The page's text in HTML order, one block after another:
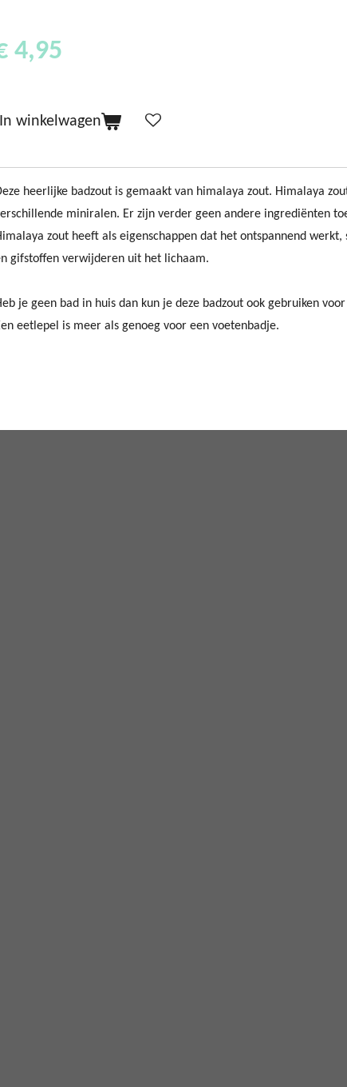
4,95
In winkelwagen
heerlijke badzout is gemaakt van himalaya zout. Himalaya
miniralen. Er zijn verder geen andere ingrediënten
zout heeft als eigenschappen dat het ontspannend werkt,
gifstoffen verwijderen uit het lichaam.
je geen bad in huis dan kun je deze badzout ook gebruiken
eetlepel is meer als genoeg voor een voetenbadje.